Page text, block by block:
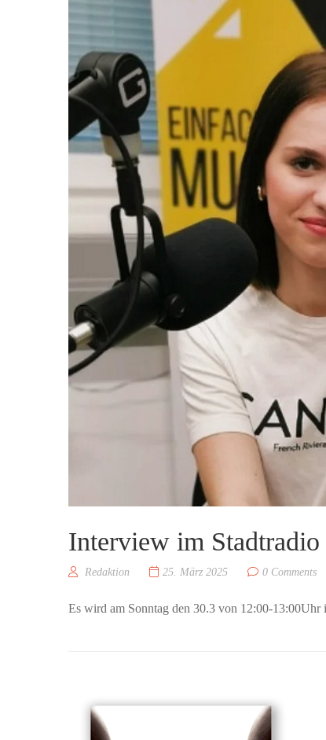
Interview im Stadtradio
Redaktion 25. März 2025 0 Comments
Es wird am Sonntag den 30.3 von 12:00-13:00Uhr